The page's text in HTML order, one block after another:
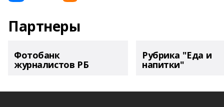
Партнеры
Фотобанк
журналистов РБ
Рубрика "Еда и
напитки"